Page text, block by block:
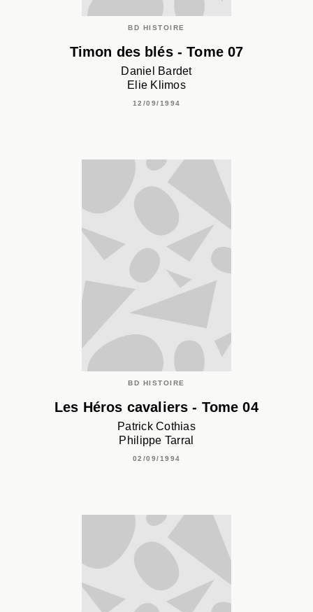
BD HISTOIRE
Timon des blés - Tome 07
Daniel Bardet
Elie Klimos
12/09/1994
BD HISTOIRE
Les Héros cavaliers - Tome 04
Patrick Cothias
Philippe Tarral
02/09/1994